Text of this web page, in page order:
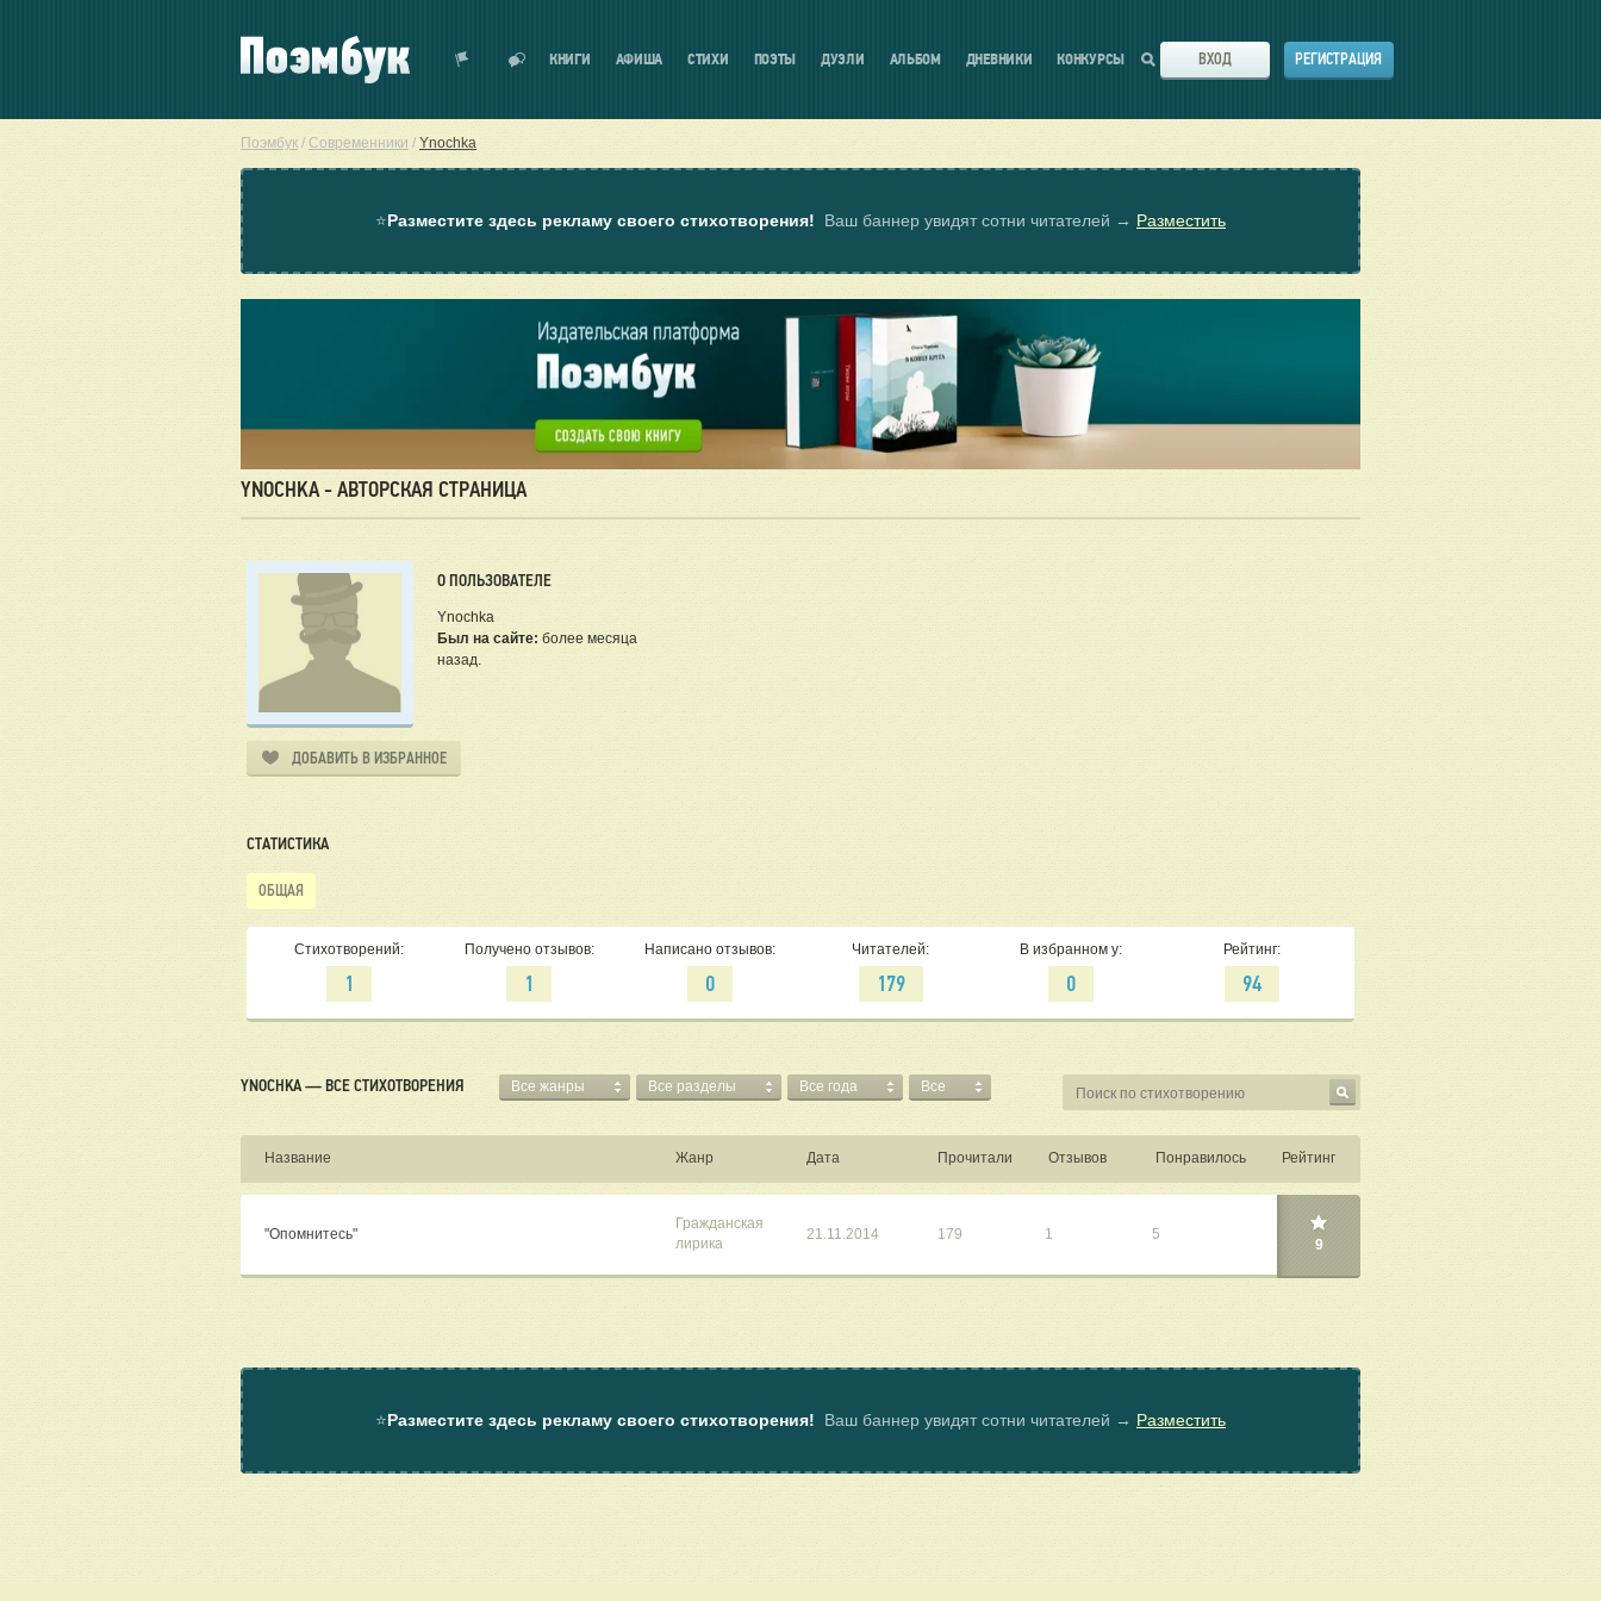
КНИГИ АФИША СТИХИ ПОЭТЫ ДУЭЛИ АЛЬБОМ ДНЕВНИКИ КОНКУРСЫ ВХОД РЕГИСТРАЦИЯ
Поэмбук / Современники / Ynochka
⭐Разместите здесь рекламу своего стихотворения! Ваш баннер увидят сотни читателей → Разместить
YNOCHKA - АВТОРСКАЯ СТРАНИЦА
О ПОЛЬЗОВАТЕЛЕ
Ynochka
Был на сайте: более месяца
назад.
ДОБАВИТЬ В ИЗБРАННОЕ
СТАТИСТИКА
ОБЩАЯ
Стихотворений:
1
Получено отзывов:
1
Написано отзывов:
0
Читателей:
179
В избранном у:
0
Рейтинг:
94
YNOCHKA — ВСЕ СТИХОТВОРЕНИЯ Все жанры Все разделы Все года Все
Название Жанр Дата Прочитали Отзывов Понравилось Рейтинг
"Опомнитесь"
Гражданская
лирика
21.11.2014 179 1 5
9
⭐Разместите здесь рекламу своего стихотворения! Ваш баннер увидят сотни читателей → Разместить